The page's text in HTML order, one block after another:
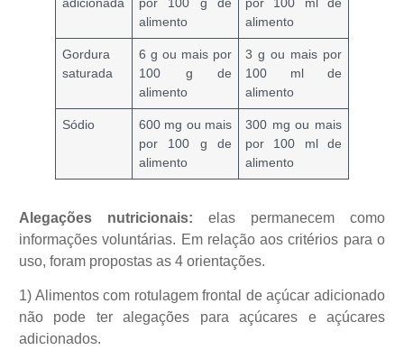
alimento
alimento
Gordura
saturada
6 g ou mais por
100 g de
alimento
3 g ou mais por
100 ml de
alimento
Sódio
600 mg ou mais
por 100 g de
alimento
300 mg ou mais
por 100 ml de
alimento
Alegações nutricionais: elas permanecem como
informações voluntárias. Em relação aos critérios para o
uso, foram propostas as 4 orientações.
1) Alimentos com rotulagem frontal de açúcar adicionado
não pode ter alegações para açúcares e açúcares
adicionados.